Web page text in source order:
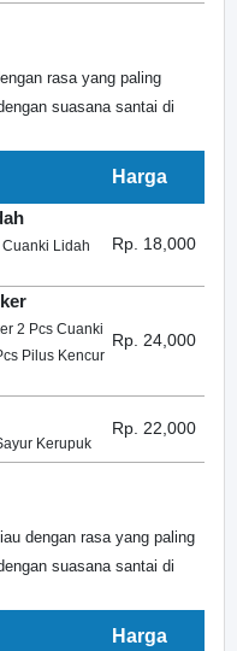
rasa yang paling
suasana santai di
Harga
Cuanki Lidah
Rp. 18,000
2 Pcs Cuanki
Pilus Kencur
Rp. 24,000
Kerupuk
Rp. 22,000
dengan rasa yang paling
suasana santai di
Harga